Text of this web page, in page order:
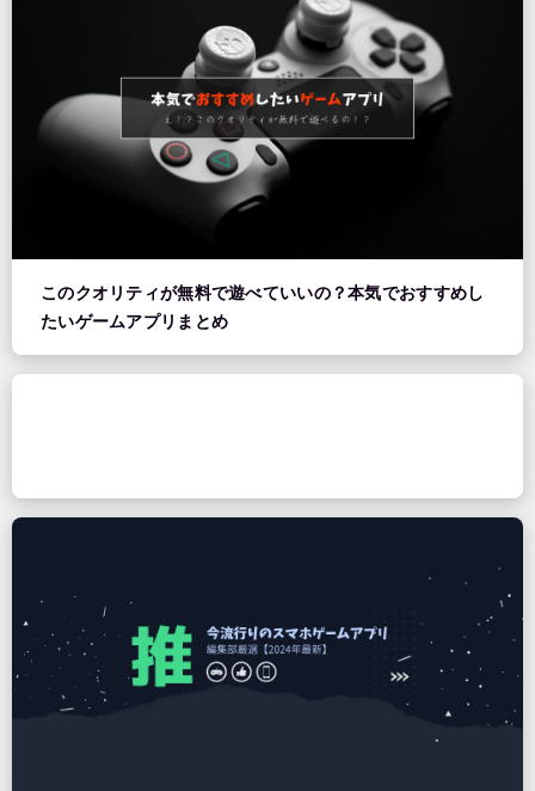
このクオリティが無料で遊べていいの？本気でおすすめし
たいゲームアプリまとめ